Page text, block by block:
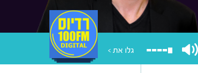
גלו את >